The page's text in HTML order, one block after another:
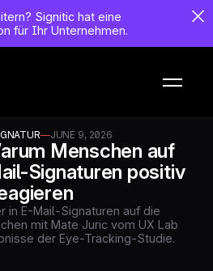
Signitic hat eine
für Ihr Unternehmen.
—JUNE 9, 2026
Menschen auf
Signaturen positiv
in E-Mail-Signaturen auf die
mit Mate Juric vom UX Lab
der Eye-Tracking-Studie.